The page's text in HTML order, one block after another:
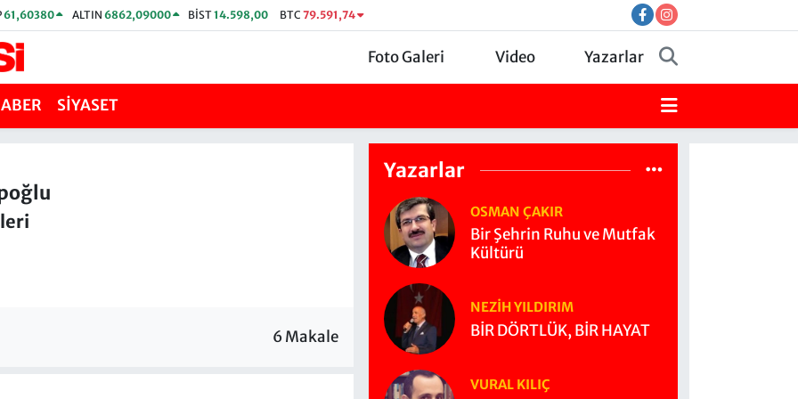
61,60380 ALTIN 6862,09000 BİST14.598,00 BTC 79.591,74
Foto Galeri Video Yazarlar
SİYASET
6 Makale
Yazarlar
OSMAN ÇAKIR
Bir Şehrin Ruhu ve Mutfak
Kültürü
NEZIH YILDIRIM
BİR DÖRTLÜK, BİR HAYAT
VURAL KILIÇ